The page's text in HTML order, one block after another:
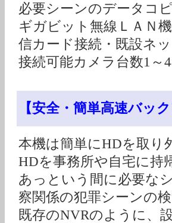
必要シーンのデータコ
ギガビット無線ＬＡＮ
信カード接続・既設ネ
接続可能カメラ台数1
【安全・簡単高速バック
本機は簡単にHDを取り
HDを事務所や自宅に持
あっという間に必要な
察関係の犯罪シーンの検
既存のNVRのように、